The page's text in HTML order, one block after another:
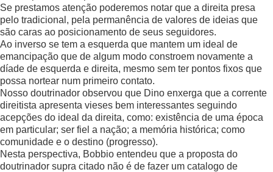
Se prestamos atenção poderemos notar que a direita presa
pelo tradicional, pela permanência de valores de ideias que
são caras ao posicionamento de seus seguidores.
Ao inverso se tem a esquerda que mantem um ideal de
emancipação que de algum modo constroem novamente a
díade de esquerda e direita, mesmo sem ter pontos fixos que
possa nortear num primeiro contato.
Nosso doutrinador observou que Dino enxerga que a corrente
direitista apresenta vieses bem interessantes seguindo
acepções do ideal da direita, como: existência de uma época
em particular; ser fiel a nação; a memória histórica; como
comunidade e o destino (progresso).
Nesta perspectiva, Bobbio entendeu que a proposta do
doutrinador supra citado não é de fazer um catalogo de